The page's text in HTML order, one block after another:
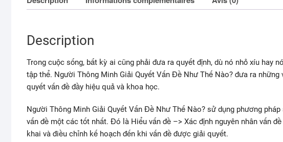
Description
Trong cuộc sống, bất kỳ ai cũng phải đưa ra quyết định, dù nó nhỏ xíu hay
tập thể. Người Thông Minh Giải Quyết Vấn Đề Như Thế Nào? đưa ra
quyết vấn đề đầy hiệu quả và khoa học.
Người Thông Minh Giải Quyết Vấn Đề Như Thế Nào? sử dụng phương
vấn đề một các tốt nhất. Đó là Hiểu vấn đề –> Xác định nguyên nhân vấn
khai và điều chỉnh kế hoạch đến khi vấn đề được giải quyết.